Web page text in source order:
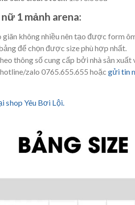
1 mảnh arena:
không nhiều nên tạo được form
để chọn được size phù hợp nhất.
thông số cung cấp bởi nhà sản
zalo 0765.655.655 hoặc gửi tin
shop Yêu Bơi Lội.